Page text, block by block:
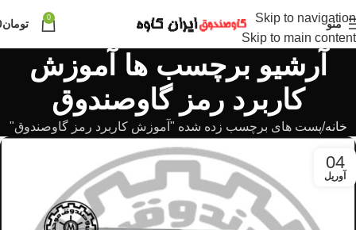
Skip to navigation
Skip to main content
منو 0 تومان
آرشیو برچسب ها آموزش
کاربرد رمز گاوصندوق
خانه پست های برچسب زده شده "آموزش کاربرد رمز گاوصندوق"
04
آوریل